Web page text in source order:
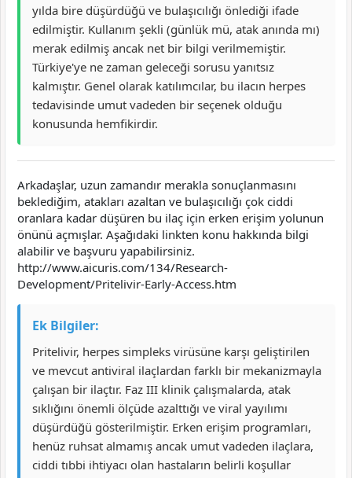
yılda bire düşürdüğü ve bulaşıcılığı önlediği ifade
edilmiştir. Kullanım şekli (günlük mü, atak anında mı)
merak edilmiş ancak net bir bilgi verilmemiştir.
Türkiye'ye ne zaman geleceği sorusu yanıtsız
kalmıştır. Genel olarak katılımcılar, bu ilacın herpes
tedavisinde umut vadeden bir seçenek olduğu
konusunda hemfikirdir.
Arkadaşlar, uzun zamandır merakla sonuçlanmasını
beklediğim, atakları azaltan ve bulaşıcılığı çok ciddi
oranlara kadar düşüren bu ilaç için erken erişim yolunun
önünü açmışlar. Aşağıdaki linkten konu hakkında bilgi
alabilir ve başvuru yapabilirsiniz.
http://www.aicuris.com/134/Research-
Development/Pritelivir-Early-Access.htm
Ek Bilgiler:
Pritelivir, herpes simpleks virüsüne karşı geliştirilen
ve mevcut antiviral ilaçlardan farklı bir mekanizmayla
çalışan bir ilaçtır. Faz III klinik çalışmalarda, atak
sıklığını önemli ölçüde azalttığı ve viral yayılımı
düşürdüğü gösterilmiştir. Erken erişim programları,
henüz ruhsat almamış ancak umut vadeden ilaçlara,
ciddi tıbbi ihtiyacı olan hastaların belirli koşullar